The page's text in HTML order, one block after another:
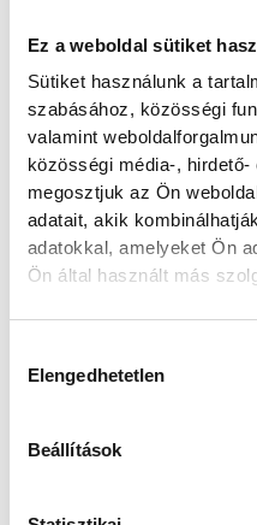
Ez a weboldal sütiket
Sütiket használunk a
szabásához, közösségi
valamint
közösségi média-,
megosztjuk az Ön
adatait, akik
adatokkal, amelyeket Ön
Ön által használt más
Elengedhetetlen
Beállítások
győzelmi
pályára.
erősíteniük,
játékost
két nagyon
is. Gyors,
agresszív.
hogy itthon